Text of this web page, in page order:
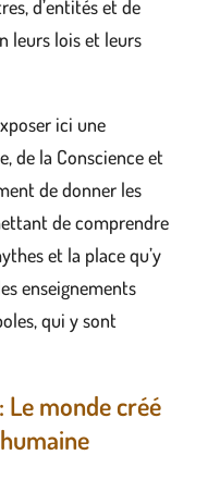
d’entités et de
leurs lois et leurs
ici une
de la Conscience et
de donner les
de comprendre
et la place qu’y
enseignements
qui y sont
Le monde créé